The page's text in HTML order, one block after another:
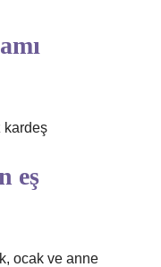
kardeş
eş
ocak ve anne